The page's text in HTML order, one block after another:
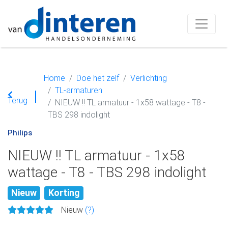
Terug
Home Doe het zelf
Verlichting
TL-armaturen
NIEUW !! TL armatuur - 1x58 wattage - T8 -
TBS 298 indolight
Philips
NIEUW !! TL armatuur - 1x58
wattage - T8 - TBS 298 indolight
Korting
Nieuw
Nieuw (?)